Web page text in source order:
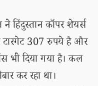
हिंदुस्तान कॉपर शेयर्स
टारगेट 307 रुपये है और
भी दिया गया है। कल
कर रहा था।